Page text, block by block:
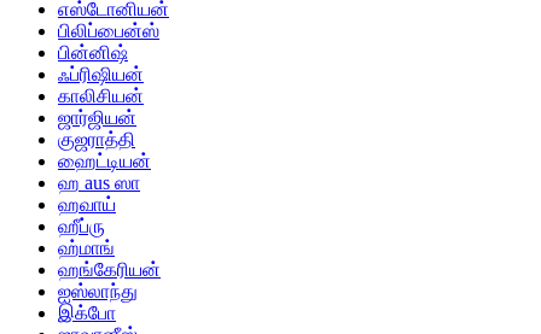
எஸ்டோனியன்
பிலிப்பைன்ஸ்
பின்னிஷ்
ஃப்ரிஷியன்
காலிசியன்
ஜார்ஜியன்
குஜராத்தி
ஹைட்டியன்
ஹ aus ஸா
ஹவாய்
ஹீப்ரு
ஹ்மாங்
ஹங்கேரியன்
ஐஸ்லாந்து
இக்போ